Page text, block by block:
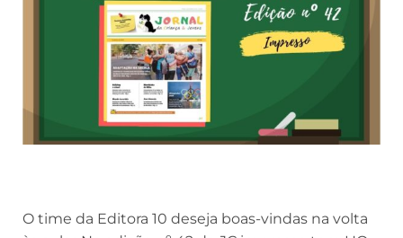
O time da Editora 10 deseja boas-vindas na volta